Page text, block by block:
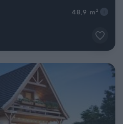
48,9 m 2